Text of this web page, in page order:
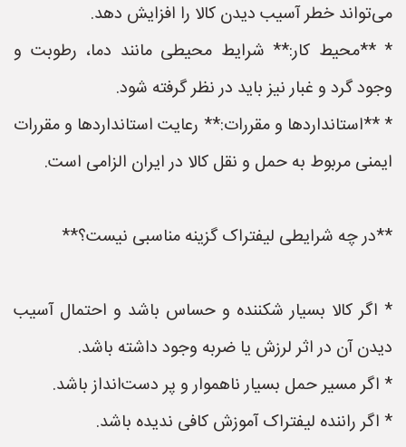
می‌تواند خطر آسیب دیدن کالا را افزایش دهد.
* **محیط کار:** شرایط محیطی مانند دما، رطوبت و
وجود گرد و غبار نیز باید در نظر گرفته شود.
* **استانداردها و مقررات:** رعایت استانداردها و مقررات
ایمنی مربوط به حمل و نقل کالا در ایران الزامی است.
**در چه شرایطی لیفتراک گزینه مناسبی نیست؟**
* اگر کالا بسیار شکننده و حساس باشد و احتمال آسیب
دیدن آن در اثر لرزش یا ضربه وجود داشته باشد.
* اگر مسیر حمل بسیار ناهموار و پر دست‌انداز باشد.
* اگر راننده لیفتراک آموزش کافی ندیده باشد.